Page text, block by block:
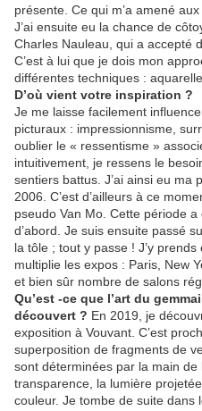
présente. Ce qui m’a amené
J’ai ensuite eu la chance de
Charles Nauleau, qui a accepté
C’est à lui que je dois mon
différentes techniques :
D’où vient votre inspiration ?
Je me laisse facilement
picturaux : impressionnisme,
oublier le « ressentisme »
intuitivement, je ressens le
sentiers battus. J’ai ainsi eu ma
2006. C’est d’ailleurs à ce
pseudo Van Mo. Cette période
d’abord. Je suis ensuite passé
la tôle ; tout y passe ! J’y
multiplie les expos : Paris, New
et bien sûr nombre de salons
Qu’est -ce que l’art du
découvert ? En 2019, je
exposition à Vouvant. C’est
superposition de fragments de
sont déterminées par la main de
transparence, la lumière
couleur. Je tombe de suite dans